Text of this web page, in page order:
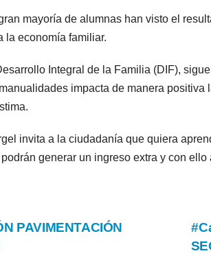
mayoría de alumnas han visto el
la economía familiar.
Integral de la Familia (DIF),
impacta de manera
invita a la ciudadanía que quiera
generar un ingreso extra y con
PAVIMENTACIÓN